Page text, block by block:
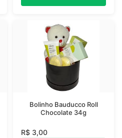
Bolinho Bauducco Roll
Chocolate 34g
R$ 3,00